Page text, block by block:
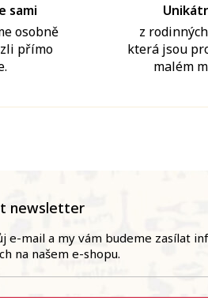
sami
osobně
přímo
z
která jsou
malém
newsletter
e-mail a my vám budeme zasílat
na našem e-shopu.